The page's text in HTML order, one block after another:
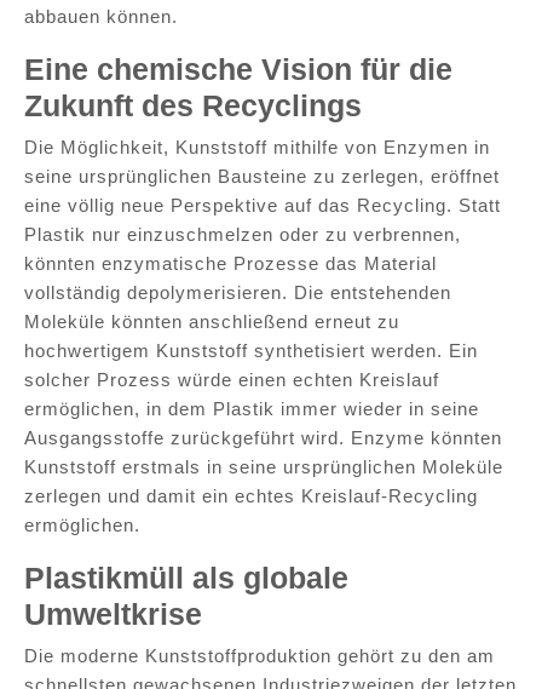
abbauen können.
Eine chemische Vision für die
Zukunft des Recyclings
Die Möglichkeit, Kunststoff mithilfe von Enzymen in
seine ursprünglichen Bausteine zu zerlegen, eröffnet
eine völlig neue Perspektive auf das Recycling. Statt
Plastik nur einzuschmelzen oder zu verbrennen,
könnten enzymatische Prozesse das Material
vollständig depolymerisieren. Die entstehenden
Moleküle könnten anschließend erneut zu
hochwertigem Kunststoff synthetisiert werden. Ein
solcher Prozess würde einen echten Kreislauf
ermöglichen, in dem Plastik immer wieder in seine
Ausgangsstoffe zurückgeführt wird. Enzyme könnten
Kunststoff erstmals in seine ursprünglichen Moleküle
zerlegen und damit ein echtes Kreislauf-Recycling
ermöglichen.
Plastikmüll als globale
Umweltkrise
Die moderne Kunststoffproduktion gehört zu den am